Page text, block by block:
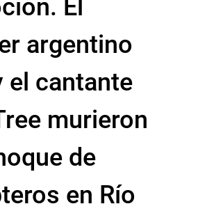
El
argentino
el cantante
murieron
de
en Río